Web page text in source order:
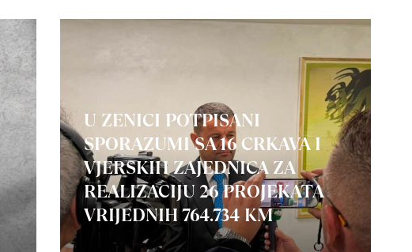
U ZENICI POTPISANI
SPORAZUMI SA 16 CRKAVA I
VJERSKIH ZAJEDNICA ZA
REALIZACIJU 26 PROJEKATA
VRIJEDNIH 764.734 KM